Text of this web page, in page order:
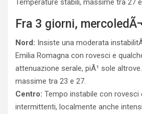
Temperature stabili, massime tra 27
Fra 3 giorni,
Nord: Insiste una moderata
Emilia Romagna con rovesci e
attenuazione serale, piÃ¹ sole
massime tra 23 e 27.
Centro: Tempo instabile con rovesci
intermittenti, localmente anche